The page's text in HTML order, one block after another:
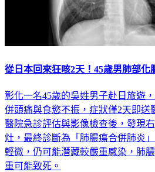
彰化一名45歲的吳姓男子赴日旅遊
併頭痛與食慾不振，症狀僅2天即送
醫院急診評估與影像檢查後，發現
灶，最終診斷為「肺膿瘍合併肺炎
輕微，仍可能潛藏較嚴重感染，肺